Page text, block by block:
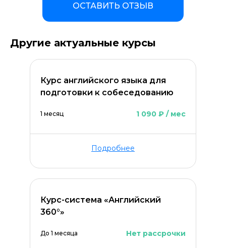
ОСТАВИТЬ ОТЗЫВ
Другие актуальные курсы
Курс английского языка для
подготовки к собеседованию
1 месяц 1 090 ₽ / мес
Подробнее
Курс-система «Английский
360°»
До 1 месяца Нет рассрочки